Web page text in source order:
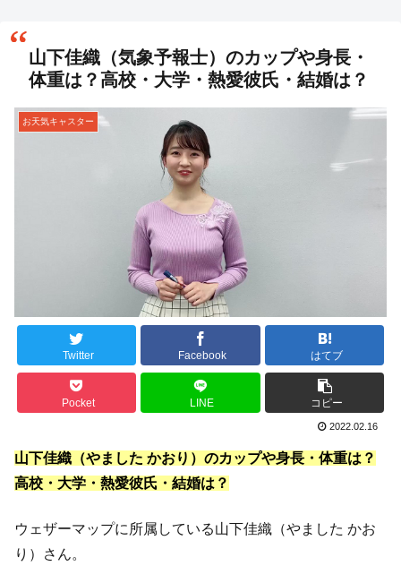
山下佳織（気象予報士）のカップや身長・
体重は？高校・大学・熱愛彼氏・結婚は？
お天気キャスター
Twitter Facebook はてブ
Pocket LINE コピー
2022.02.16
山下佳織（やました かおり）のカップや身長・体重は？
高校・大学・熱愛彼氏・結婚は？
ウェザーマップに所属している山下佳織（やました かお
り）さん。